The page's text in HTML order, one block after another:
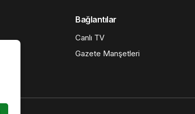
Bağlantılar
Canlı TV
Gazete Manşetleri